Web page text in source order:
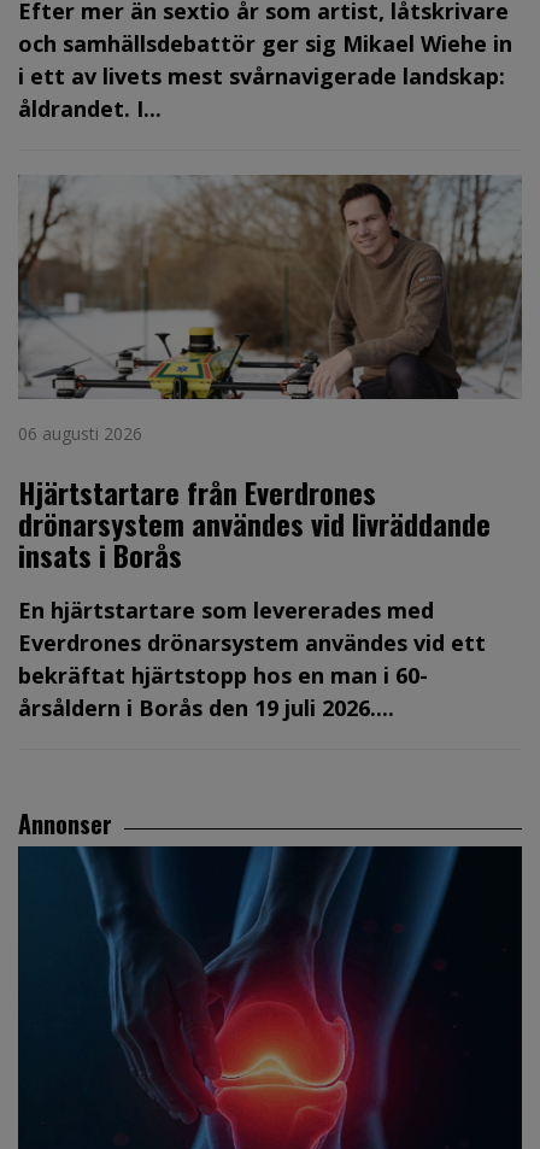
Efter mer än sextio år som artist, låtskrivare
och samhällsdebattör ger sig Mikael Wiehe in
i ett av livets mest svårnavigerade landskap:
åldrandet. I...
06 augusti 2026
Hjärtstartare från Everdrones
drönarsystem användes vid livräddande
insats i Borås
En hjärtstartare som levererades med
Everdrones drönarsystem användes vid ett
bekräftat hjärtstopp hos en man i 60-
årsåldern i Borås den 19 juli 2026....
Annonser